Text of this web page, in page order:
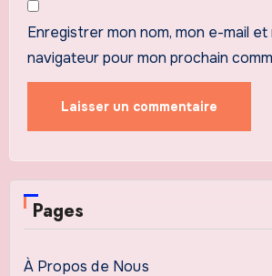
Enregistrer mon nom, mon e-mail et
navigateur pour mon prochain
Pages
À Propos de Nous